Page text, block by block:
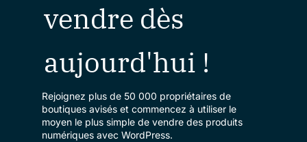
vendre dès
aujourd'hui !
Rejoignez plus de 50 000 propriétaires de
boutiques avisés et commencez à utiliser le
moyen le plus simple de vendre des produits
numériques avec WordPress.